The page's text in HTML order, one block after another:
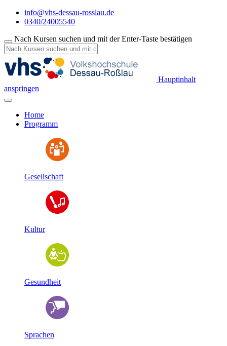
info@vhs-dessau-rosslau.de
0340/24005540
Nach Kursen suchen und mit der Enter-Taste bestätigen
Hauptinhalt
anspringen
Home
Programm
Gesellschaft
Kultur
Gesundheit
Sprachen